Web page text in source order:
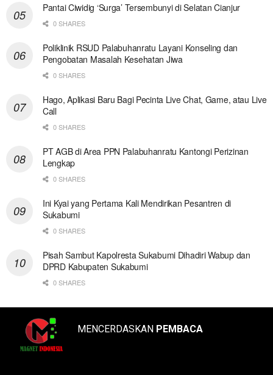
Pantai Ciwidig ‘Surga’ Tersembunyi di Selatan Cianjur
0 SHARES
Poliklinik RSUD Palabuhanratu Layani Konseling dan
Pengobatan Masalah Kesehatan Jiwa
0 SHARES
Hago, Aplikasi Baru Bagi Pecinta Live Chat, Game, atau Live
Call
0 SHARES
PT AGB di Area PPN Palabuhanratu Kantongi Perizinan
Lengkap
0 SHARES
Ini Kyai yang Pertama Kali Mendirikan Pesantren di
Sukabumi
0 SHARES
Pisah Sambut Kapolresta Sukabumi Dihadiri Wabup dan
DPRD Kabupaten Sukabumi
0 SHARES
MENCERDASKAN PEMBACA